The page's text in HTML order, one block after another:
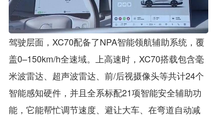
驾驶层面，XC70配备了NPA智能领航辅助系统，覆
盖0–150km/h全速域。上高速时，XC70搭载包含毫
米波雷达、超声波雷达、前/后视摄像头等共计24个
智能感知硬件，并且全系标配21项智能安全辅助功
能，它能帮忙调节速度、避让大车、在弯道自动减